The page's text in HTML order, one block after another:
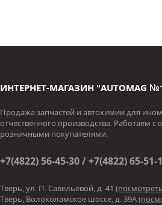
ИНТЕРНЕТ-МАГАЗИН "AUTOMAG
Продажа запчастей и автохимии для
отчественного производства. Работаем с
розничными покупателями.
+7(4822) 56-45-30 / +7(4822) 65-51-
Тверь, ул. П. Савельевой, д. 41
Тверь, Волоколамское шоссе, д. 39А